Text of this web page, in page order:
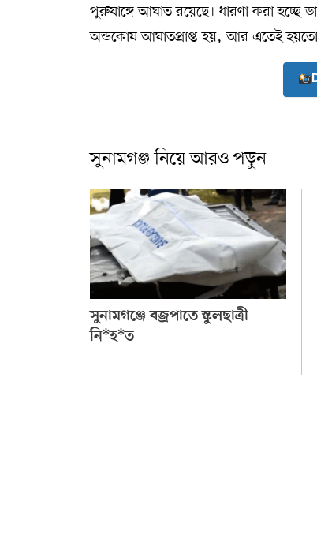
পুরুষাঙ্গে আঘাত রয়েছে। ধারণা করা হচ্ছে
অন্ডকোষ আঘাতপ্রাপ্ত হয়, আর এতেই হয়তো
সুনামগঞ্জ নিয়ে আরও পড়ুন
সুনামগঞ্জে বজ্রপাতে স্কুলছাত্রী
নি*হ*ত